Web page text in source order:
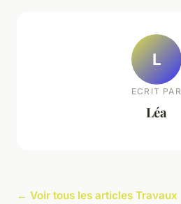
L
ECRIT PAR
Léa
← Voir tous les articles Travaux